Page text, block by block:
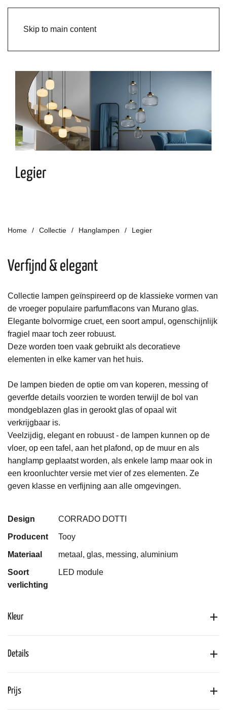
Skip to main content
Legier
Home Collectie Hanglampen Legier
Verfijnd & elegant
Collectie lampen geïnspireerd op de klassieke vormen van
de vroeger populaire parfumflacons van Murano glas.
Elegante bolvormige cruet, een soort ampul, ogenschijnlijk
fragiel maar toch zeer robuust.
Deze worden toen vaak gebruikt als decoratieve
elementen in elke kamer van het huis.
De lampen bieden de optie om van koperen, messing of
geverfde details voorzien te worden terwijl de bol van
mondgeblazen glas in gerookt glas of opaal wit
verkrijgbaar is.
Veelzijdig, elegant en robuust - de lampen kunnen op de
vloer, op een tafel, aan het plafond, op de muur en als
hanglamp geplaatst worden, als enkele lamp maar ook in
een kroonluchter versie met vier of zes elementen. Ze
geven klasse en verfijning aan alle omgevingen.
Design CORRADO DOTTI
Producent Tooy
Materiaal metaal, glas, messing, aluminium
Soort
verlichting
LED module
Kleur
Details
Prijs